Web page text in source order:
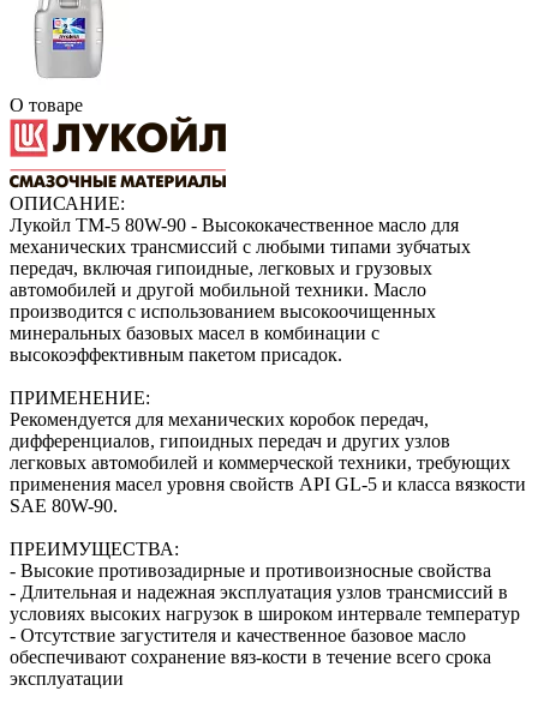
О товаре
ОПИСАНИЕ:
Лукойл ТМ-5 80W-90 - Высококачественное масло для
механических трансмиссий с любыми типами зубчатых
передач, включая гипоидные, легковых и грузовых
автомобилей и другой мобильной техники. Масло
производится с использованием высокоочищенных
минеральных базовых масел в комбинации с
высокоэффективным пакетом присадок.
ПРИМЕНЕНИЕ:
Рекомендуется для механических коробок передач,
дифференциалов, гипоидных передач и других узлов
легковых автомобилей и коммерческой техники, требующих
применения масел уровня свойств API GL-5 и класса вязкости
SAE 80W-90.
ПРЕИМУЩЕСТВА:
- Высокие противозадирные и противоизносные свойства
- Длительная и надежная эксплуатация узлов трансмиссий в
условиях высоких нагрузок в широком интервале температур
- Отсутствие загустителя и качественное базовое масло
обеспечивают сохранение вяз-кости в течение всего срока
эксплуатации